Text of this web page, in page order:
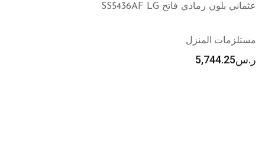
عثماني بلون رمادي فاتح SS5436AF LG
مستلزمات المنزل
ر.س5,744.25